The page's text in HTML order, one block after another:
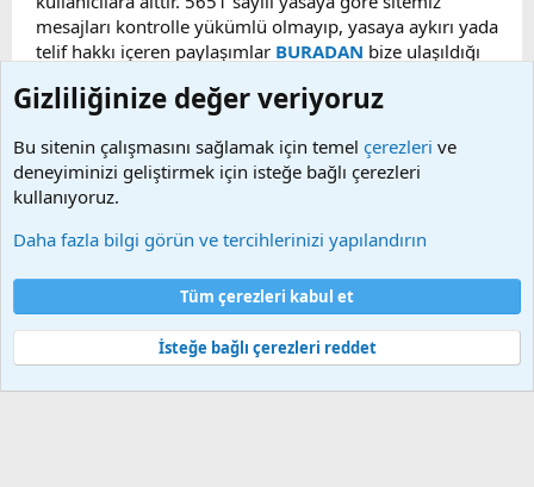
mesajları kontrolle yükümlü olmayıp, yasaya aykırı yada
telif hakkı içeren paylaşımlar BURADAN bize ulaşıldığı
kaldırılacaktır. Sitemizde Bulunan Videolar YouTube,
alınmaktadır. Telif hakları sorumluluğu bu sitelere aittir.
Videoların hiç biri sunucularımızda bulunmamaktadır.
Şartlar ve kurallar Gizlilik politikası
Ana sayfa
Community platform by XenForo® © 2010-2025 XenForo Ltd.
Bu forum XenGenTr © 2014 - 2026 ürünleri ile desteklenmektedir
Gizliliğinize değer veriyoruz
Bu sitenin çalışmasını sağlamak için temel çerezleri ve
deneyiminizi geliştirmek için isteğe bağlı çerezleri
kullanıyoruz.
Daha fazla bilgi görün ve tercihlerinizi yapılandırın
Tüm çerezleri kabul et
İsteğe bağlı çerezleri reddet